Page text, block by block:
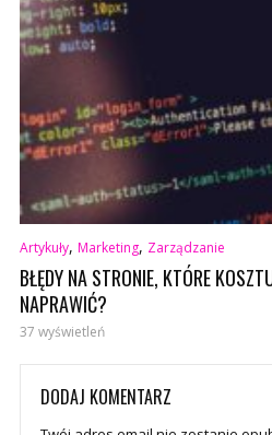
Artykuły, Marketing, Zarządzanie
BŁĘDY NA STRONIE, KTÓRE
NAPRAWIĆ?
37 wyświetleń
DODAJ KOMENTARZ